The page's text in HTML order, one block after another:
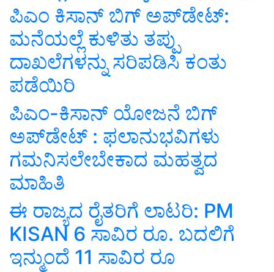
ಪಿಎಂ ಕಿಸಾನ್‌ ಬಿಗ್‌ ಅಪ್‌ಡೇಟ್‌:
ಮನೆಯಲ್ಲೆ ಕುಳಿತು ತಪ್ಪು
ದಾಖಲೆಗಳನ್ನು ಸರಿಪಡಿಸಿ ಕಂತು
ಪಡೆಯಿರಿ
ಪಿಎಂ-ಕಿಸಾನ್ ಯೋಜನೆ ಬಿಗ್‌
ಅಪ್‌ಡೇಟ್‌ : ಫಲಾನುಭವಿಗಳು
ಗಮನಿಸಲೇಬೇಕಾದ ಮಹತ್ವದ
ಮಾಹಿತಿ
ಈ ರಾಜ್ಯದ ರೈತರಿಗೆ ಲಾಟರಿ: PM
KISAN 6 ಸಾವಿರ ರೂ. ಬದಲಿಗೆ
ಇನ್ಮುಂದೆ 11 ಸಾವಿರ ರೂ